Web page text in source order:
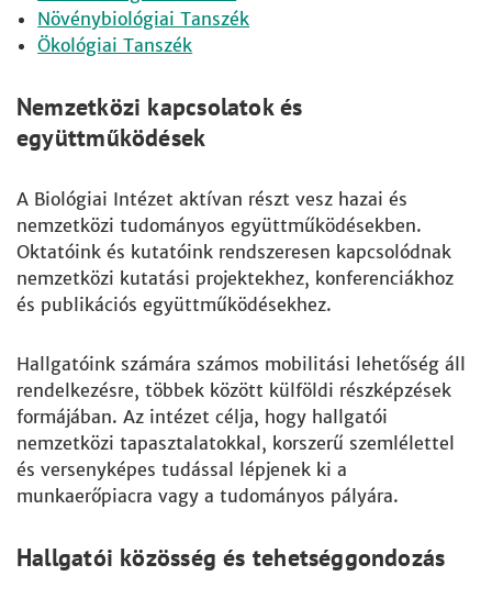
Növénybiológiai Tanszék
Ökológiai Tanszék
Nemzetközi kapcsolatok és
együttműködések
A Biológiai Intézet aktívan részt vesz hazai és
nemzetközi tudományos együttműködésekben.
Oktatóink és kutatóink rendszeresen kapcsolódnak
nemzetközi kutatási projektekhez, konferenciákhoz
és publikációs együttműködésekhez.
Hallgatóink számára számos mobilitási lehetőség áll
rendelkezésre, többek között külföldi részképzések
formájában. Az intézet célja, hogy hallgatói
nemzetközi tapasztalatokkal, korszerű szemlélettel
és versenyképes tudással lépjenek ki a
munkaerőpiacra vagy a tudományos pályára.
Hallgatói közösség és tehetséggondozás